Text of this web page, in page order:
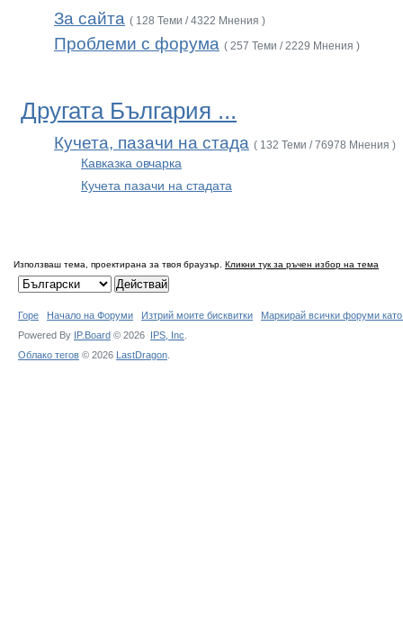
За сайта ( 128 Теми / 4322 Мнения )
Проблеми с форума ( 257 Теми / 2229 Мнения )
Другата България ...
Кучета, пазачи на стада ( 132 Теми / 76978 Мнения )
Кавказка овчарка
Кучета пазачи на стадата
Използваш тема, проектирана за твоя браузър. Кликни тук за ръчен избор на тема
Горе Начало на Форуми Изтрий моите бисквитки
Маркирай всички форуми
Powered By IP.Board © 2026 IPS, Inc
Облако тегов © 2026 LastDragon